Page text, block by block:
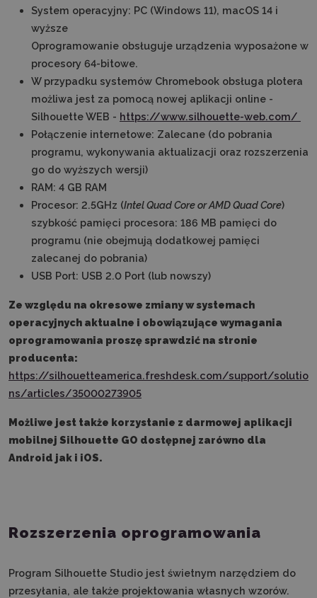
System operacyjny: PC (Windows 11), macOS 14 i
wyższe
Oprogramowanie obsługuje urządzenia wyposażone w
procesory 64-bitowe.
W przypadku systemów Chromebook obsługa plotera
możliwa jest za pomocą nowej aplikacji online -
Silhouette WEB - https://www.silhouette-web.com/
Połączenie internetowe: Zalecane (do pobrania
programu, wykonywania aktualizacji oraz rozszerzenia
go do wyższych wersji)
RAM: 4 GB RAM
Procesor: 2.5GHz (Intel Quad Core or AMD Quad Core)
szybkość pamięci procesora: 186 MB pamięci do
programu (nie obejmują dodatkowej pamięci
zalecanej do pobrania)
USB Port: USB 2.0 Port (lub nowszy)
Ze względu na okresowe zmiany w systemach
operacyjnych aktualne i obowiązujące wymagania
oprogramowania proszę sprawdzić na stronie
producenta:
https://silhouetteamerica.freshdesk.com/support/solutio
ns/articles/35000273905
Możliwe jest także korzystanie z darmowej aplikacji
mobilnej Silhouette GO dostępnej zarówno dla
Android jak i iOS.
Rozszerzenia oprogramowania
Program Silhouette Studio jest świetnym narzędziem do
przesyłania, ale także projektowania własnych wzorów.